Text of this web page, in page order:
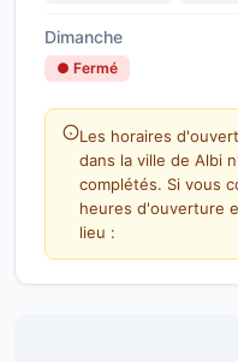
Dimanche
● Fermé
Les horaires
dans la ville de Albi
complétés. Si vous
heures d'ouverture
lieu :